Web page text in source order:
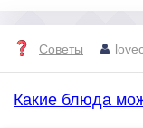
Советы
Какие блюда